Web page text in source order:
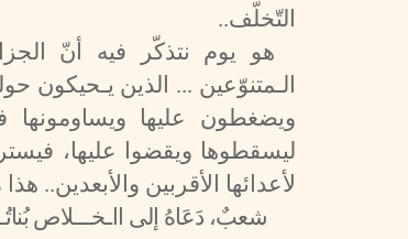
التّخلّف..
هو يوم نتذكّر فيه أنّ
الـمتنوّعين ... الذين يـحيكون
ويضغطون عليها ويساومونها
ليسقطوها ويقضوا عليها،
لأعدائها الأقربين والأبعدين..
شعبٌ، دَعَاهُ إلى ااـخـــلاص